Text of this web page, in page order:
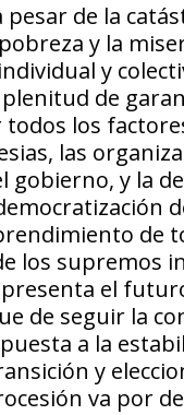
de la
y la
y
de
los
las
gobierno, y la
de
los supremos
el
de seguir la
a la
y
va por